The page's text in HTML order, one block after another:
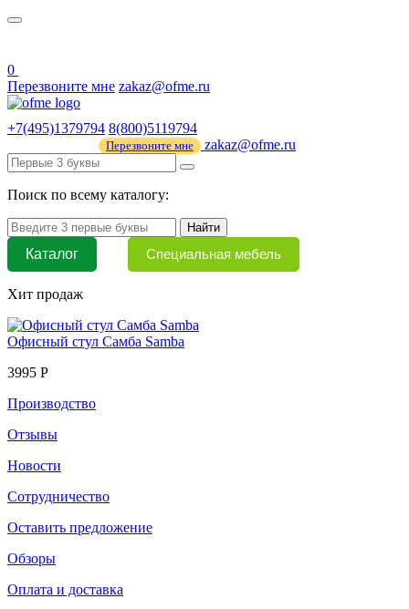
0
Перезвоните мне zakaz@ofme.ru
+7(495)1379794 8(800)5119794
Перезвоните мне zakaz@ofme.ru
Поиск по всему каталогу:
Найти
Каталог Специальная мебель
Хит продаж
Офисный стул Самба Samba
3995 Р
Производство
Отзывы
Новости
Сотрудничество
Оставить предложение
Обзоры
Оплата и доставка